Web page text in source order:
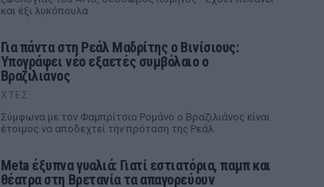
και έξι λυκόπουλα
Για πάντα στη Ρεάλ Μαδρίτης ο Βινίσιους:
Υπογράφει νέο εξαετές συμβόλαιο ο
Βραζιλιάνος
ΧΤΕΣ
Σύμφωνα με τον Φαμπρίτσιο Ρομάνο ο Βραζιλιάνος είναι
έτοιμος να αποδεχτεί την πρόταση της Ρεάλ
Meta έξυπνα γυαλιά: Γιατί εστιατόρια, παμπ και
θέατρα στη Βρετανία τα απαγορεύουν